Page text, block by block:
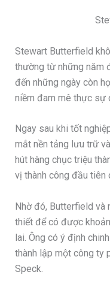
Stewart Butterfield
thường từ những năm
đến những ngày còn
niềm đam mê thực sự
Ngay sau khi tốt
mắt nền tảng lưu trữ
hút hàng chục triệu
vị thành công đầu tiên
Nhờ đó, Butterfield và
thiết để có được
lai. Ông có ý định
thành lập một công ty
Speck.